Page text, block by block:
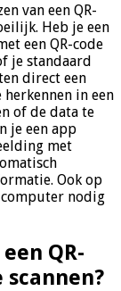
van een QR-
Heb je een
een QR-code
je standaard
direct een
herkennen in een
of de data te
je een app
met
Ook op
nodig
QR-